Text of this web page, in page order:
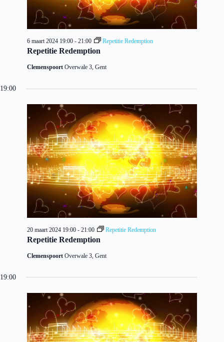
Repetitie Redemption
6 maart 2024 19:00 - 21:00 Repetitie Redemption
Clemenspoort Overwale 3, Gent
19:00
Repetitie Redemption
20 maart 2024 19:00 - 21:00 Repetitie Redemption
Clemenspoort Overwale 3, Gent
19:00